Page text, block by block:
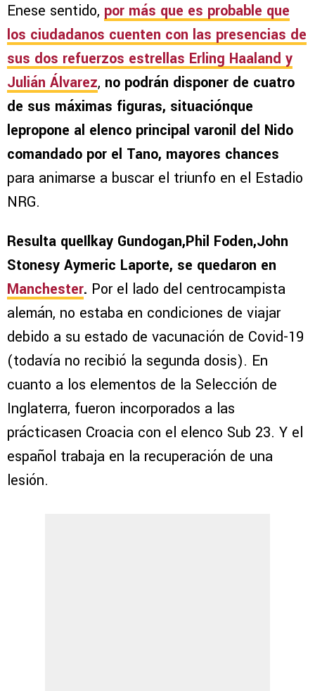
Enese sentido, por más que es probable que
los ciudadanos cuenten con las presencias de
sus dos refuerzos estrellas Erling Haaland y
Julián Álvarez, no podrán disponer de cuatro
de sus máximas figuras, situaciónque
lepropone al elenco principal varonil del Nido
comandado por el Tano, mayores chances
para animarse a buscar el triunfo en el Estadio
NRG.
Resulta queIlkay Gundogan,Phil Foden,John
Stonesy Aymeric Laporte, se quedaron en
Manchester. Por el lado del centrocampista
alemán, no estaba en condiciones de viajar
debido a su estado de vacunación de Covid-19
(todavía no recibió la segunda dosis). En
cuanto a los elementos de la Selección de
Inglaterra, fueron incorporados a las
prácticasen Croacia con el elenco Sub 23. Y el
español trabaja en la recuperación de una
lesión.